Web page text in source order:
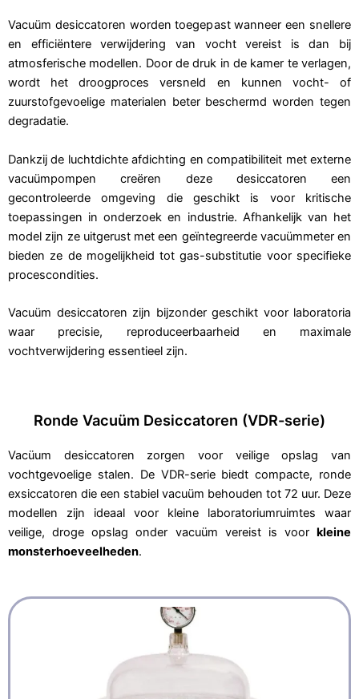
Vacuüm desiccatoren worden toegepast wanneer een snellere
en efficiëntere verwijdering van vocht vereist is dan bij
atmosferische modellen. Door de druk in de kamer te verlagen,
wordt het droogproces versneld en kunnen vocht- of
zuurstofgevoelige materialen beter beschermd worden tegen
degradatie.
Dankzij de luchtdichte afdichting en compatibiliteit met externe
vacuümpompen creëren deze desiccatoren een
gecontroleerde omgeving die geschikt is voor kritische
toepassingen in onderzoek en industrie. Afhankelijk van het
model zijn ze uitgerust met een geïntegreerde vacuümmeter en
bieden ze de mogelijkheid tot gas-substitutie voor specifieke
procescondities.
Vacuüm desiccatoren zijn bijzonder geschikt voor laboratoria
waar precisie, reproduceerbaarheid en maximale
vochtverwijdering essentieel zijn.
Ronde Vacuüm Desiccatoren (VDR-serie)
Vacüum desiccatoren zorgen voor veilige opslag van
vochtgevoelige stalen. De VDR-serie biedt compacte, ronde
exsiccatoren die een stabiel vacuüm behouden tot 72 uur. Deze
modellen zijn ideaal voor kleine laboratoriumruimtes waar
veilige, droge opslag onder vacuüm vereist is voor kleine
monsterhoeveelheden.